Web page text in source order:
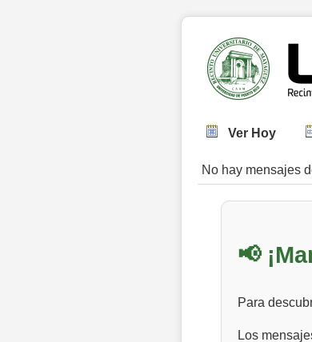
Ver Hoy
No hay mensajes
📢
Para
Los